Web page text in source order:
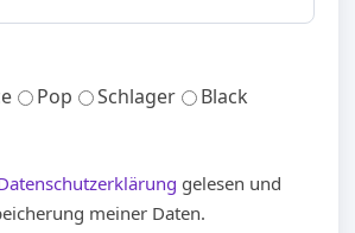
Pop Schlager
Black
gelesen und
meiner Daten.